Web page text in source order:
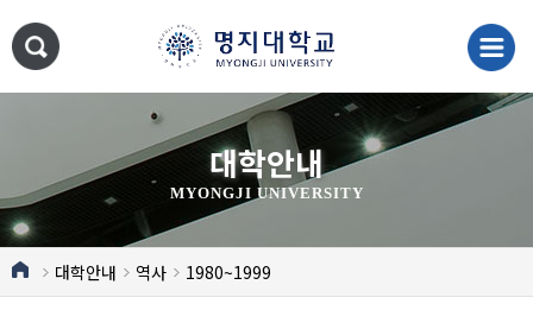
대학안내
MYONGJI UNIVERSITY
대학안내 역사 1980~1999